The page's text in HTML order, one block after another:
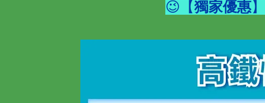
😉【獨家優惠】